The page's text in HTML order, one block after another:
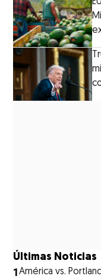
Últimas Noticias
1América vs.